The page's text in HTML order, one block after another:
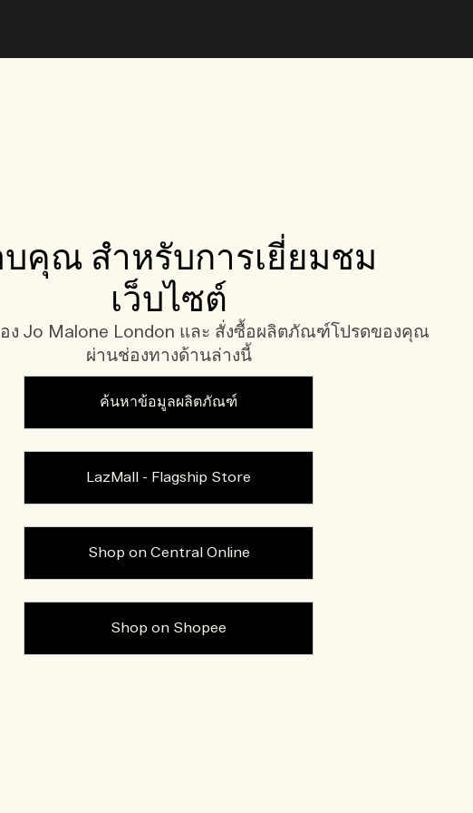
คุณ สำหรับการเยี่ยมชม
เว็บไซต์
ง Jo Malone London และ สั่งซื้อผลิตภัณฑ์โปรดของคุณ
ผ่านช่องทางด้านล่างนี้
ค้นหาข้อมูลผลิตภัณฑ์
LazMall - Flagship Store
Shop on Central Online
Shop on Shopee